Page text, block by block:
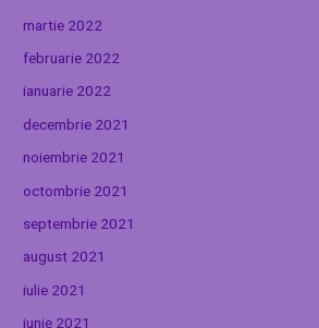
martie 2022
februarie 2022
ianuarie 2022
decembrie 2021
noiembrie 2021
octombrie 2021
septembrie 2021
august 2021
iulie 2021
iunie 2021